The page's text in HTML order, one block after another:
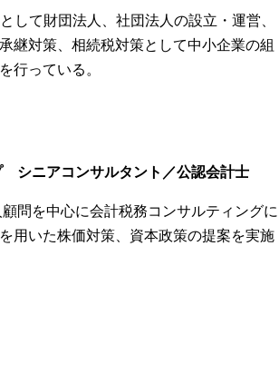
して財団法人、社団法人の設立・運営、
継対策、相続税対策として中小企業の組
行っている。
シニアコンサルタント／公認会計士
問を中心に会計税務コンサルティングに
用いた株価対策、資本政策の提案を実施